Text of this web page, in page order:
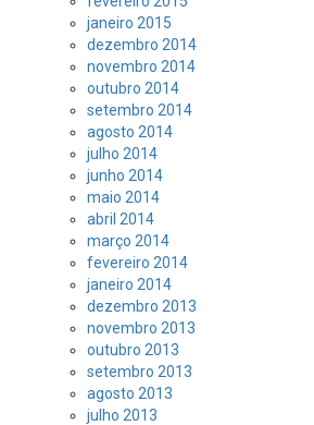
janeiro 2015
dezembro 2014
novembro 2014
outubro 2014
setembro 2014
agosto 2014
julho 2014
junho 2014
maio 2014
abril 2014
março 2014
fevereiro 2014
janeiro 2014
dezembro 2013
novembro 2013
outubro 2013
setembro 2013
agosto 2013
julho 2013